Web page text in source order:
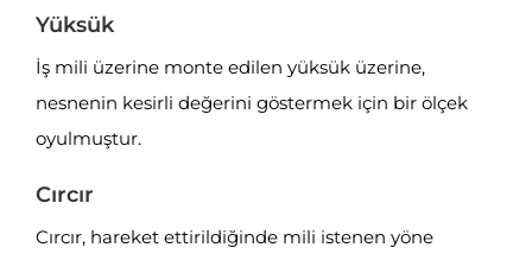
Yüksük
İş mili üzerine monte edilen yüksük üzerine,
nesnenin kesirli değerini göstermek için bir ölçek
oyulmuştur.
Cırcır
Cırcır, hareket ettirildiğinde mili istenen yöne